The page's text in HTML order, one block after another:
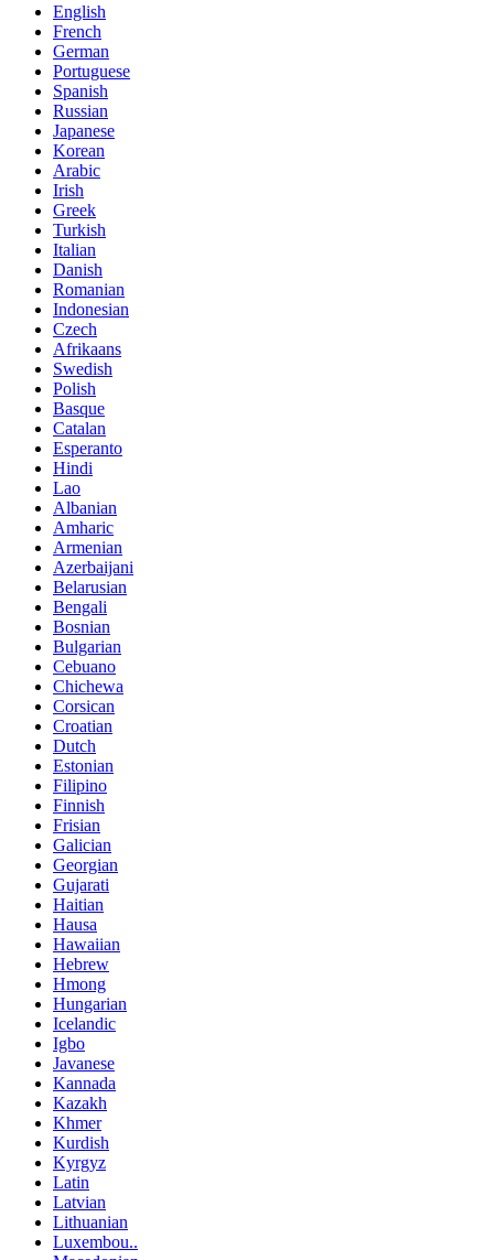
English
French
German
Portuguese
Spanish
Russian
Japanese
Korean
Arabic
Irish
Greek
Turkish
Italian
Danish
Romanian
Indonesian
Czech
Afrikaans
Swedish
Polish
Basque
Catalan
Esperanto
Hindi
Lao
Albanian
Amharic
Armenian
Azerbaijani
Belarusian
Bengali
Bosnian
Bulgarian
Cebuano
Chichewa
Corsican
Croatian
Dutch
Estonian
Filipino
Finnish
Frisian
Galician
Georgian
Gujarati
Haitian
Hausa
Hawaiian
Hebrew
Hmong
Hungarian
Icelandic
Igbo
Javanese
Kannada
Kazakh
Khmer
Kurdish
Kyrgyz
Latin
Latvian
Lithuanian
Luxembou..